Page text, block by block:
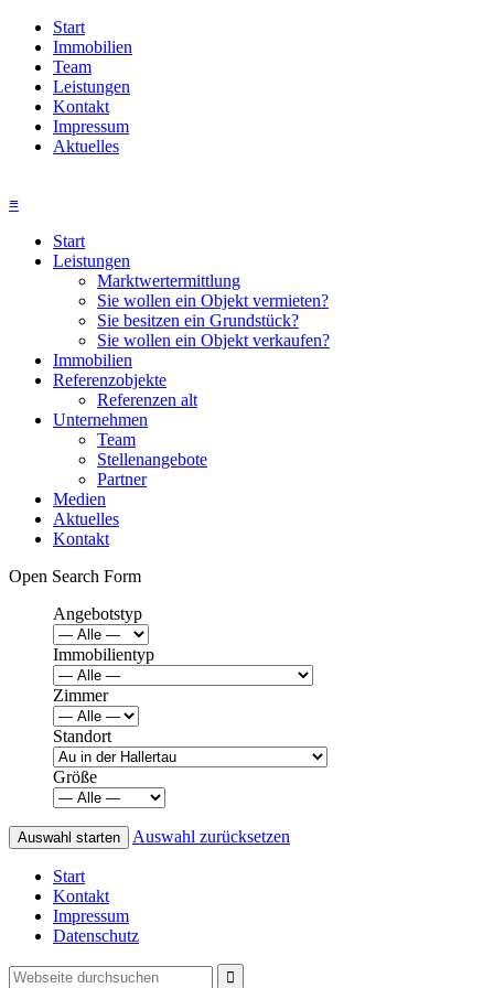
Start
Immobilien
Team
Leistungen
Kontakt
Impressum
Aktuelles
≡
Start
Leistungen
Marktwertermittlung
Sie wollen ein Objekt vermieten?
Sie besitzen ein Grundstück?
Sie wollen ein Objekt verkaufen?
Immobilien
Referenzobjekte
Referenzen alt
Unternehmen
Team
Stellenangebote
Partner
Medien
Aktuelles
Kontakt
Open Search Form
Angebotstyp
Immobilientyp
Zimmer
Standort
Größe
Auswahl zurücksetzen
Start
Kontakt
Impressum
Datenschutz